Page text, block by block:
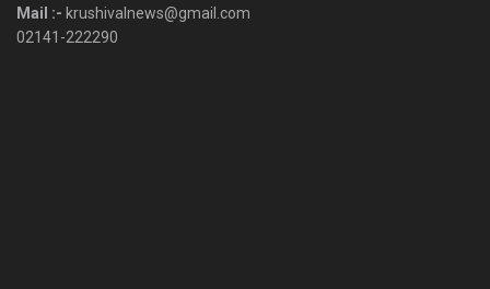
Mail :- krushivalnews@gmail.com
02141-222290